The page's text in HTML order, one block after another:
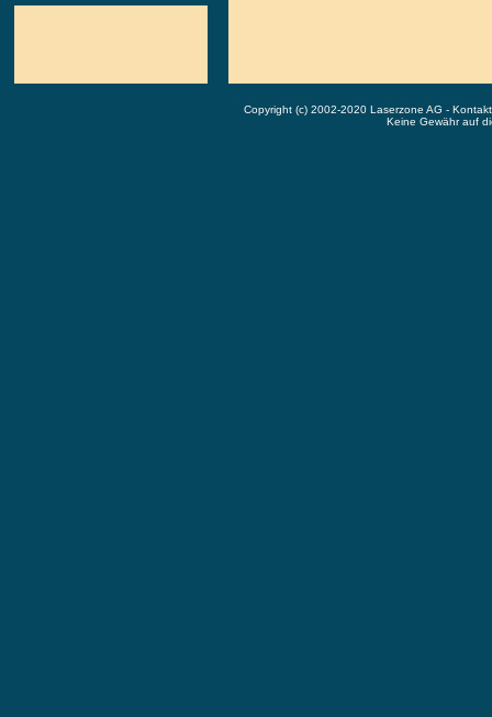
Copyright (c) 2002-2020 Laserzone AG -
Keine Gewähr auf